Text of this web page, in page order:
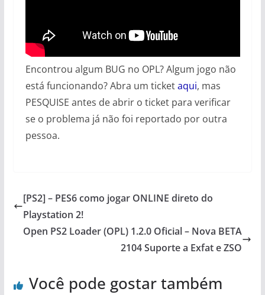
Encontrou algum BUG no OPL? Algum jogo não
está funcionando? Abra um ticketaqui, mas
PESQUISE antes de abrir o ticket para verificar
se o problema já não foi reportado por outra
pessoa.
[PS2] – PES6 como jogar ONLINE direto do
Playstation 2!
Open PS2 Loader (OPL) 1.2.0 Oficial – Nova BETA
2104 Suporte a Exfat e ZSO
Você pode gostar também